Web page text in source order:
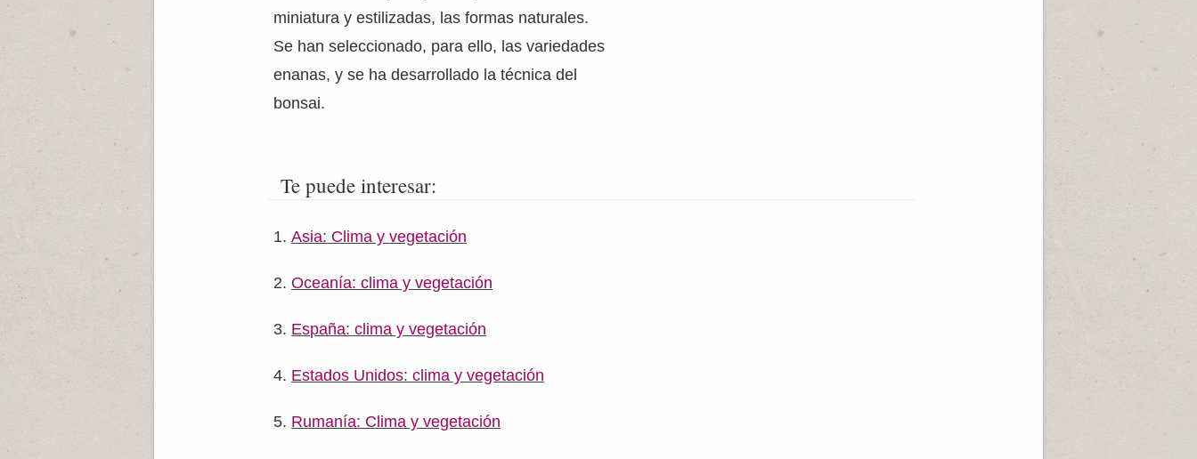
miniatura y estilizadas, las formas naturales.
Se han seleccionado, para ello, las variedades
enanas, y se ha desarrollado la técnica del
bonsai.
Te puede interesar:
Asia: Clima y vegetación
Oceanía: clima y vegetación
España: clima y vegetación
Estados Unidos: clima y vegetación
Rumanía: Clima y vegetación